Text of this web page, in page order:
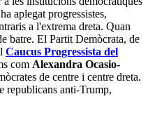
aplegat progressistes,
a l'extrema dreta. Quan
batre. El Partit Demòcrata, de
Caucus Progressista del
com Alexandra Ocasio-
de centre i centre dreta.
republicans anti-Trump,